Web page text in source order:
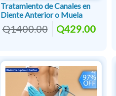
Tratamiento de Canales en
Diente Anterior o Muela
Q1400.00 Q429.00